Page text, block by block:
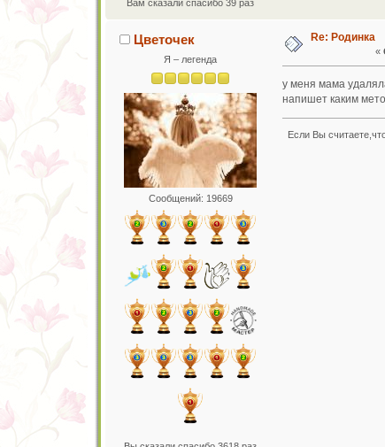
Вам сказали спасибо 39 раз
Цветочек
Я – легенда
Сообщений: 19669
Re: Родинка
«
у меня мама
напишет каким
Если Вы